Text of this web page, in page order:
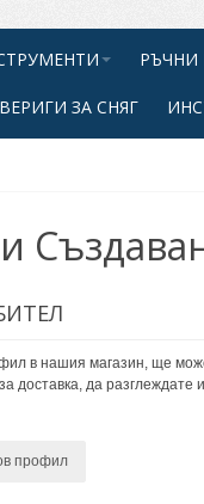
РЪЧНИ
ВЕРИГИ ЗА СНЯГ
в нашия магазин, ще
доставка, да
профил